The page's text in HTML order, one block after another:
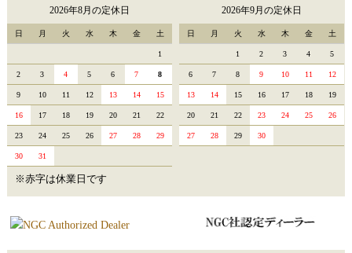
2026年8月の定休日
日 月 火 水 木 金 土
1
2 3 4 5 6 7 8
9 10 11 12 13 14 15
16 17 18 19 20 21 22
23 24 25 26 27 28 29
30 31
2026年9月の定休日
日 月 火 水 木 金 土
1 2 3 4 5
6 7 8 9 10 11 12
13 14 15 16 17 18 19
20 21 22 23 24 25 26
27 28 29 30
※赤字は休業日です